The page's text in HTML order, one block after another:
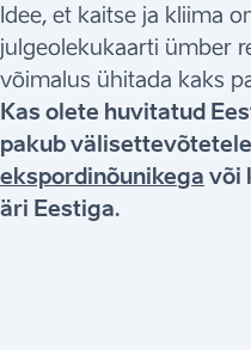
Idee, et kaitse ja kliima
julgeolekukaarti ümber
võimalus ühitada kaks
Kas olete huvitatud
pakub
ekspordinõunikega või
äri Eestiga.